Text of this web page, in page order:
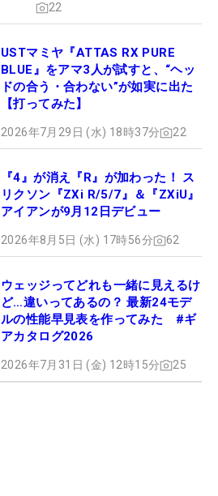
22
USTマミヤ『ATTAS RX PURE
BLUE』をアマ3人が試すと、“ヘッ
ドの合う・合わない”が如実に出た
【打ってみた】
2026年7月29日 (水) 18時37分 22
『4』が消え『R』が加わった！ ス
リクソン『ZXi R/5/7』＆『ZXiU』
アイアンが9月12日デビュー
2026年8月5日 (水) 17時56分 62
ウェッジってどれも一緒に見えるけ
ど…違いってあるの？ 最新24モデ
ルの性能早見表を作ってみた #ギ
アカタログ2026
2026年7月31日 (金) 12時15分 25